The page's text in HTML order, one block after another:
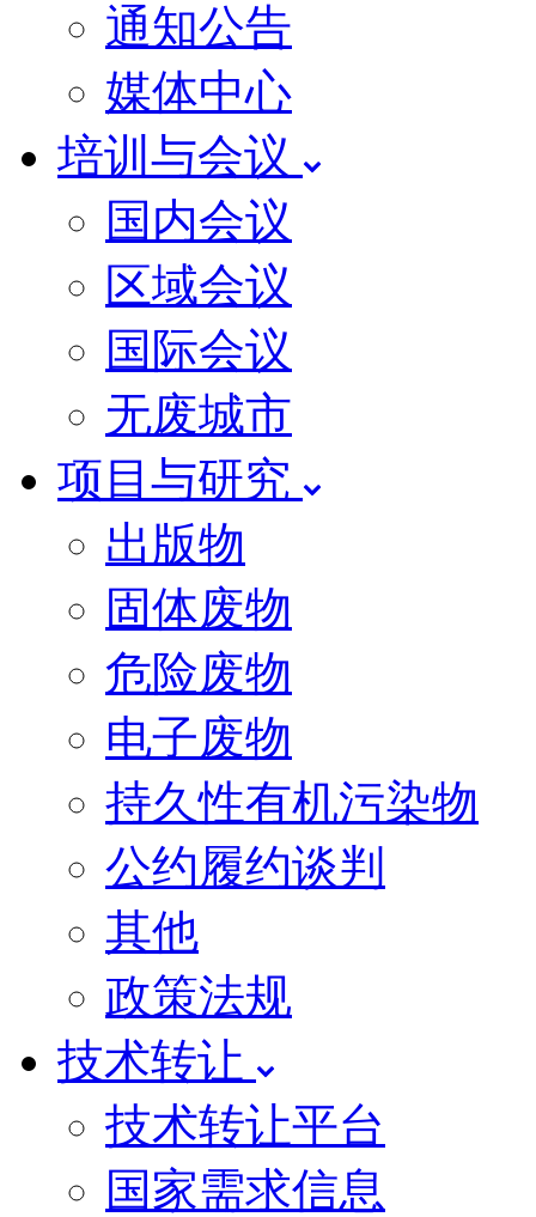
通知公告
媒体中心
培训与会议
国内会议
区域会议
国际会议
无废城市
项目与研究
出版物
固体废物
危险废物
电子废物
持久性有机污染物
公约履约谈判
其他
政策法规
技术转让
技术转让平台
国家需求信息